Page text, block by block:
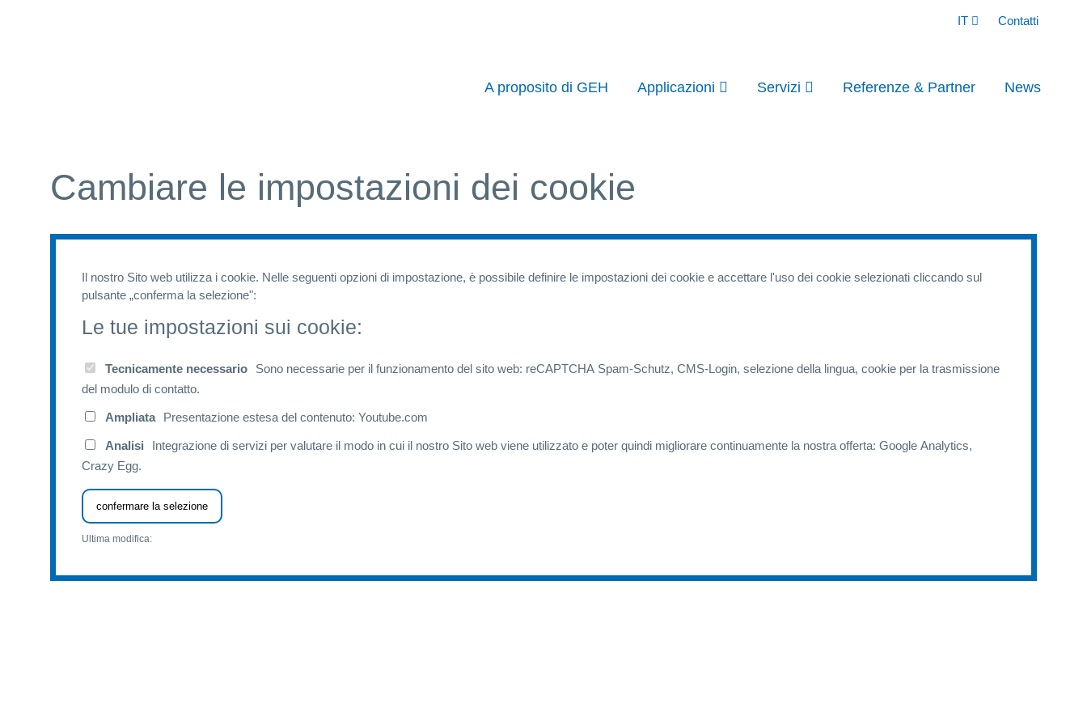
A proposito di GEH Applicazioni Servizi Referenze & Partner News
IT Contatti
Cambiare le impostazioni dei cookie
Il nostro Sito web utilizza i cookie. Nelle seguenti opzioni di impostazione, è possibile definire le impostazioni dei cookie e accettare l'uso dei cookie selezionati cliccando sul
pulsante „conferma la selezione":
Le tue impostazioni sui cookie:
Tecnicamente necessario
Sono necessarie per il funzionamento del sito web: reCAPTCHA Spam-Schutz, CMS-Login, selezione della lingua, cookie per la trasmissione
del modulo di contatto.
Ampliata Presentazione estesa del contenuto: Youtube.com
Analisi
Integrazione di servizi per valutare il modo in cui il nostro Sito web viene utilizzato e poter quindi migliorare continuamente la nostra offerta: Google Analytics,
Crazy Egg.
confermare la selezione
Ultima modifica: